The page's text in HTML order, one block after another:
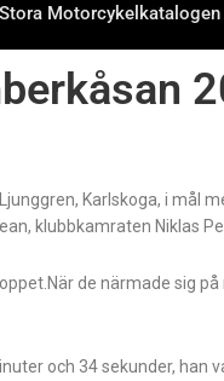
Stora
Karlskoga, i mål
klubbkamraten Niklas
de närmade sig
och 34 sekunder, han